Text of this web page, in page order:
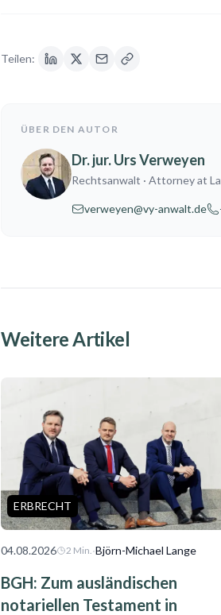
Teilen:
ÜBER DEN AUTOR
Dr. jur. Urs Verweyen
Rechtsanwalt · Attorney at
verweyen@vy-anwalt.de
Weitere Artikel
ERBRECHT
04.08.2026 2 Min. ·Björn-Michael Lange
BGH: Zum ausländischen
notariellen Testament in